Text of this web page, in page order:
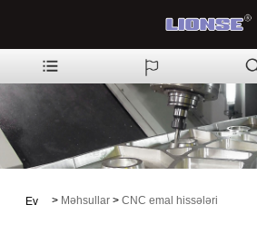
Ev > Məhsullar > CNC emal hissələri